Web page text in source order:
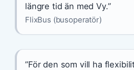
längre tid än med Vy.”
FlixBus (busoperatör)
”För den som vill ha